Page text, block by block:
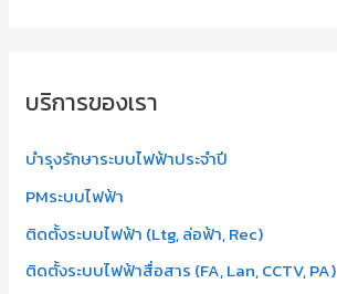
บริการของเรา
บำรุงรักษาระบบไฟฟ้าประจำปี
PMระบบไฟฟ้า
ติดตั้งระบบไฟฟ้า (Ltg, ล่อฟ้า, Rec)
ติดตั้งระบบไฟฟ้าสื่อสาร (FA, Lan, CCTV, PA)